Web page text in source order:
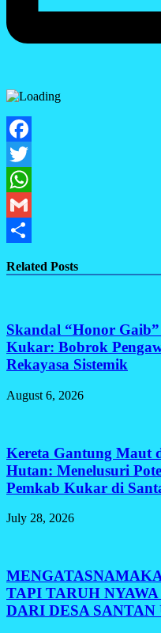
Facebook
Twitter
WhatsApp
Gmail
Related Posts
Skandal “Honor
Kukar: Bobrok
Rekayasa Sistemik
August 6, 2026
Kereta Gantung Maut
Hutan: Menelusuri
Pemkab Kukar di
July 28, 2026
TAPI TARUH
DARI DESA SANTAN